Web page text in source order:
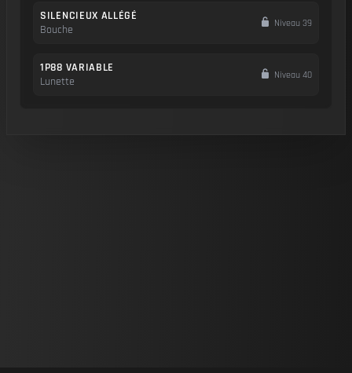
SILENCIEUX ALLÉGÉ
Bouche
Niveau 39
1P88 VARIABLE
Lunette
Niveau 40